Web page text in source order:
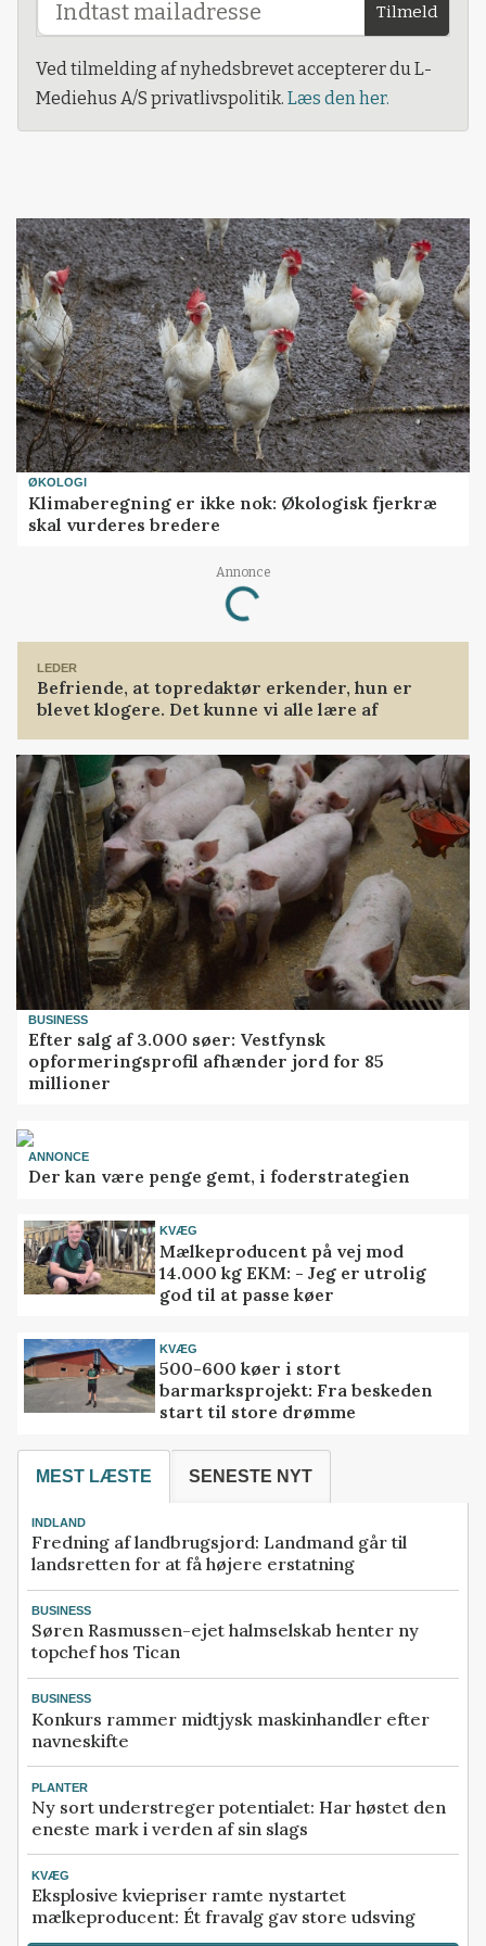
Tilmeld
Ved tilmelding af nyhedsbrevet accepterer du L-
Mediehus A/S privatlivspolitik. Læs den her.
ØKOLOGI
Klimaberegning er ikke nok: Økologisk fjerkræ
skal vurderes bredere
Annonce
Loading...
LEDER
Befriende, at topredaktør erkender, hun er
blevet klogere. Det kunne vi alle lære af
BUSINESS
Efter salg af 3.000 søer: Vestfynsk
opformeringsprofil afhænder jord for 85
millioner
ANNONCE
Der kan være penge gemt, i foderstrategien
KVÆG
Mælkeproducent på vej mod
14.000 kg EKM: - Jeg er utrolig
god til at passe køer
KVÆG
500-600 køer i stort
barmarksprojekt: Fra beskeden
start til store drømme
MEST LÆSTE SENESTE NYT
INDLAND
Fredning af landbrugsjord: Landmand går til
landsretten for at få højere erstatning
BUSINESS
Søren Rasmussen-ejet halmselskab henter ny
topchef hos Tican
BUSINESS
Konkurs rammer midtjysk maskinhandler efter
navneskifte
PLANTER
Ny sort understreger potentialet: Har høstet den
eneste mark i verden af sin slags
KVÆG
Eksplosive kviepriser ramte nystartet
mælkeproducent: Ét fravalg gav store udsving